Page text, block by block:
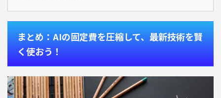
まとめ：AIの固定費を圧縮して、最新技術を賢
く使おう！